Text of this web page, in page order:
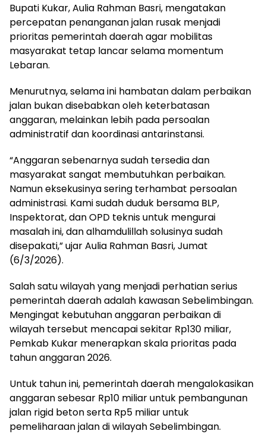
Bupati Kukar, Aulia Rahman Basri, mengatakan
percepatan penanganan jalan rusak menjadi
prioritas pemerintah daerah agar mobilitas
masyarakat tetap lancar selama momentum
Lebaran.
Menurutnya, selama ini hambatan dalam perbaikan
jalan bukan disebabkan oleh keterbatasan
anggaran, melainkan lebih pada persoalan
administratif dan koordinasi antarinstansi.
“Anggaran sebenarnya sudah tersedia dan
masyarakat sangat membutuhkan perbaikan.
Namun eksekusinya sering terhambat persoalan
administrasi. Kami sudah duduk bersama BLP,
Inspektorat, dan OPD teknis untuk mengurai
masalah ini, dan alhamdulillah solusinya sudah
disepakati,” ujar Aulia Rahman Basri, Jumat
(6/3/2026).
Salah satu wilayah yang menjadi perhatian serius
pemerintah daerah adalah kawasan Sebelimbingan.
Mengingat kebutuhan anggaran perbaikan di
wilayah tersebut mencapai sekitar Rp130 miliar,
Pemkab Kukar menerapkan skala prioritas pada
tahun anggaran 2026.
Untuk tahun ini, pemerintah daerah mengalokasikan
anggaran sebesar Rp10 miliar untuk pembangunan
jalan rigid beton serta Rp5 miliar untuk
pemeliharaan jalan di wilayah Sebelimbingan.